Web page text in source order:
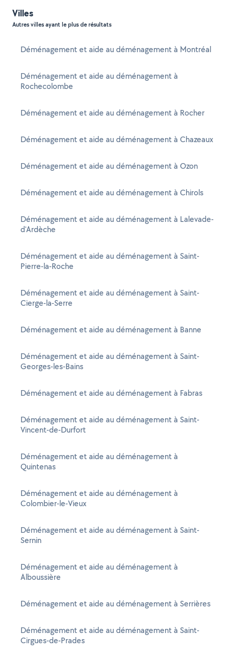
Villes
Autres villes ayant le plus de résultats
Déménagement et aide au déménagement à Montréal
Déménagement et aide au déménagement à
Rochecolombe
Déménagement et aide au déménagement à Rocher
Déménagement et aide au déménagement à Chazeaux
Déménagement et aide au déménagement à Ozon
Déménagement et aide au déménagement à Chirols
Déménagement et aide au déménagement à Lalevade-
d'Ardèche
Déménagement et aide au déménagement à Saint-
Pierre-la-Roche
Déménagement et aide au déménagement à Saint-
Cierge-la-Serre
Déménagement et aide au déménagement à Banne
Déménagement et aide au déménagement à Saint-
Georges-les-Bains
Déménagement et aide au déménagement à Fabras
Déménagement et aide au déménagement à Saint-
Vincent-de-Durfort
Déménagement et aide au déménagement à
Quintenas
Déménagement et aide au déménagement à
Colombier-le-Vieux
Déménagement et aide au déménagement à Saint-
Sernin
Déménagement et aide au déménagement à
Alboussière
Déménagement et aide au déménagement à Serrières
Déménagement et aide au déménagement à Saint-
Cirgues-de-Prades